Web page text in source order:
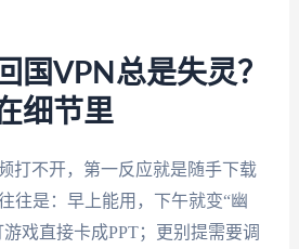
国VPN总是失灵？
细节里
打不开，第一反应就是随手下载
往是：早上能用，下午就变“幽
戏直接卡成PPT；更别提需要调